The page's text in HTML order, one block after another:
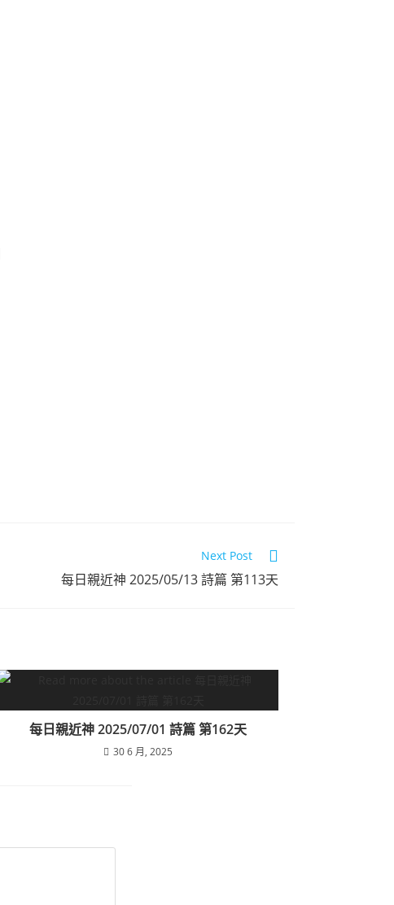
Next Post
每日親近神 2025/05/13 詩篇 第113天
每日親近神 2025/07/01 詩篇 第162天
30 6 月, 2025